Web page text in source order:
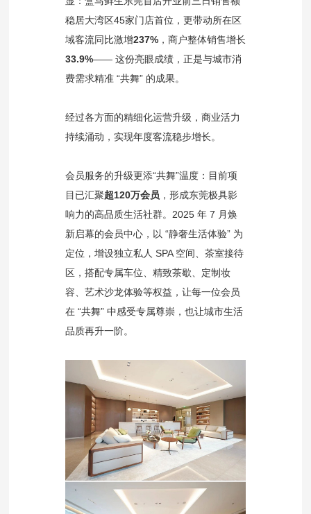
稳居大湾区45家门店首位，更带动所在区
域客流同比激增237%，商户整体销售增长
33.9%—— 这份亮眼成绩，正是与城市消
费需求精准 “共舞” 的成果。
经过各方面的精细化运营升级，商业活力
持续涌动，实现年度客流稳步增长。
会员服务的升级更添“共舞”温度：目前项
目已汇聚超120万会员 ，形成东莞极具影
响力的高品质生活社群。2025 年 7 月焕
新启幕的会员中心，以 “静奢生活体验” 为
定位，增设独立私人 SPA 空间、茶室接待
区，搭配专属车位、精致茶歇、定制妆
容、艺术沙龙体验等权益，让每一位会员
在 “共舞” 中感受专属尊崇，也让城市生活
品质再升一阶。